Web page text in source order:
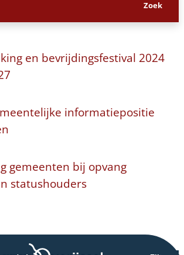
en bevrijdingsfestival 2024
informatiepositie
gemeenten bij opvang
statushouders